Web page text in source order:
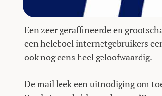
Een zeer geraffineerde en
een heleboel internetgebruikers
ook nog eens heel geloofwaardig.
De mail leek een uitnodiging om